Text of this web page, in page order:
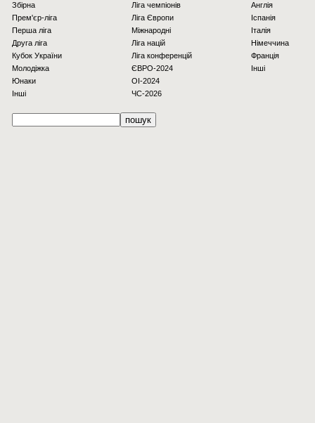
Збірна
Прем'єр-ліга
Перша ліга
Друга ліга
Кубок України
Молодіжка
Юнаки
Інші
Ліга чемпіонів
Ліга Європи
Міжнародні
Ліга націй
Ліга конференцій
ЄВРО-2024
OI-2024
ЧС-2026
Англія
Іспанія
Італія
Німеччина
Франція
Інші